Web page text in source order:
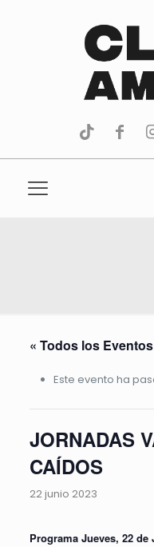
tiktok
« Todos los Eventos
Este evento ha
JORNADAS
CAÍDOS
22 junio 2023
Programa Jueves, 22 de